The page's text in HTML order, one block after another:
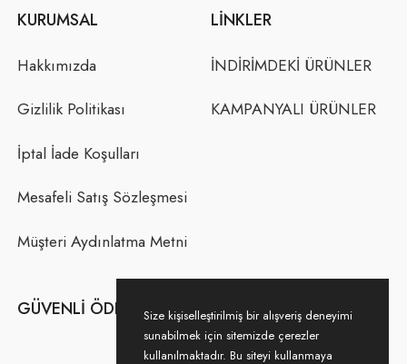
KURUMSAL
Hakkımızda
Gizlilik Politikası
İptal İade Koşulları
Mesafeli Satış Sözleşmesi
Müşteri Aydınlatma Metni
LINKLER
İNDİRİMDEKİ ÜRÜNLER
KAMPANYALI ÜRÜNLER
GÜVENLI ÖDEMESize kişiselleştirilmiş bir alışveriş deneyimi
sunabilmek için sitemizde çerezler
kullanılmaktadır. Bu siteyi kullanmaya